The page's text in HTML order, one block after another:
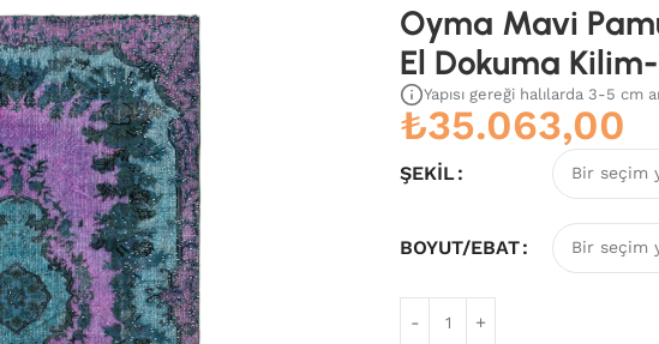
Oyma Mavi
El Dokuma
Yapısı gereği halılarda 3-5 cm
₺35.063,00
ŞEKIL
BOYUT/EBAT